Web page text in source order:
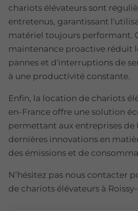
chariots élévateurs sont
entretenus, garantissant
matériel toujours performant.
maintenance proactive réduit
pannes et d'interruptions de
à une productivité constante.
Enfin, la location de chariots
en-France offre une solution
permettant aux entreprises de
dernières innovations en
des émissions et de
N’hésitez pas nous contacter
de chariots élévateurs à